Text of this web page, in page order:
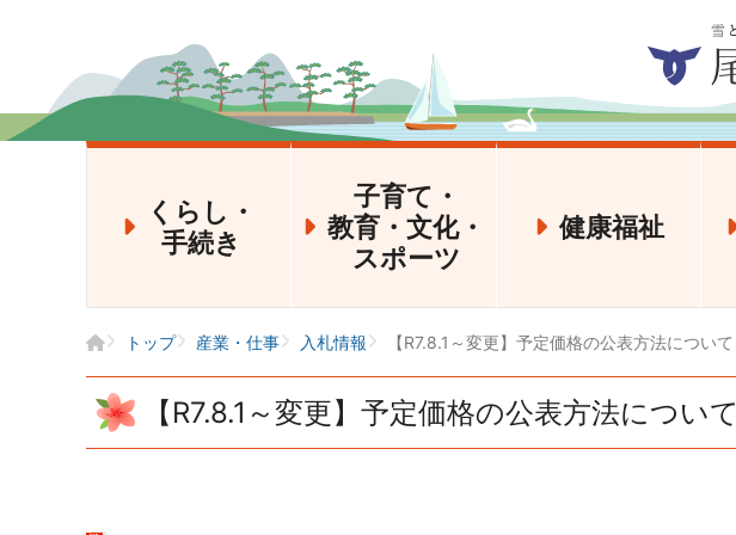
くらし・
手続き
子育て・
教育・文化・
スポーツ
健康福祉
トップ 産業・仕事 入札情報 【R7.8.1～変更】予定価格の公表方法について
【R7.8.1～変更】予定価格の公表方法について